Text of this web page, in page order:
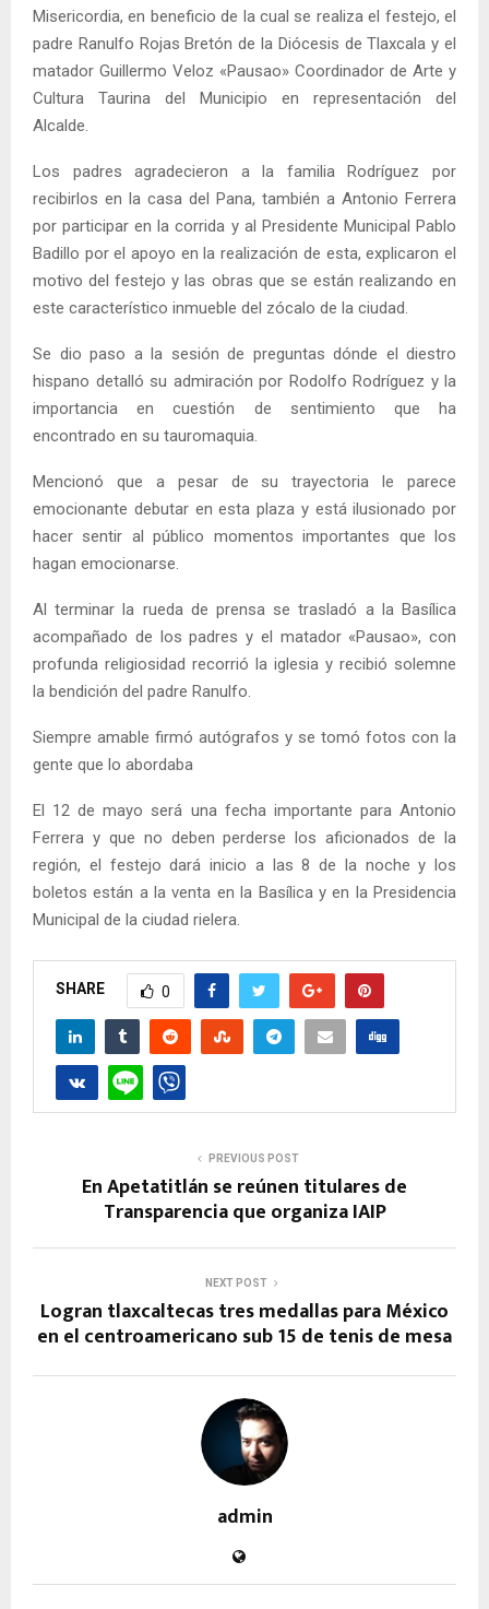
Misericordia, en beneficio de la cual se realiza el festejo, el
padre Ranulfo Rojas Bretón de la Diócesis de Tlaxcala y el
matador Guillermo Veloz «Pausao» Coordinador de Arte y
Cultura Taurina del Municipio en representación del
Alcalde.
Los padres agradecieron a la familia Rodríguez por
recibirlos en la casa del Pana, también a Antonio Ferrera
por participar en la corrida y al Presidente Municipal Pablo
Badillo por el apoyo en la realización de esta, explicaron el
motivo del festejo y las obras que se están realizando en
este característico inmueble del zócalo de la ciudad.
Se dio paso a la sesión de preguntas dónde el diestro
hispano detalló su admiración por Rodolfo Rodríguez y la
importancia en cuestión de sentimiento que ha
encontrado en su tauromaquia.
Mencionó que a pesar de su trayectoria le parece
emocionante debutar en esta plaza y está ilusionado por
hacer sentir al público momentos importantes que los
hagan emocionarse.
Al terminar la rueda de prensa se trasladó a la Basílica
acompañado de los padres y el matador «Pausao», con
profunda religiosidad recorrió la iglesia y recibió solemne
la bendición del padre Ranulfo.
Siempre amable firmó autógrafos y se tomó fotos con la
gente que lo abordaba
El 12 de mayo será una fecha importante para Antonio
Ferrera y que no deben perderse los aficionados de la
región, el festejo dará inicio a las 8 de la noche y los
boletos están a la venta en la Basílica y en la Presidencia
Municipal de la ciudad rielera.
SHARE 0
PREVIOUS POST
En Apetatitlán se reúnen titulares de
Transparencia que organiza IAIP
NEXT POST
Logran tlaxcaltecas tres medallas para México
en el centroamericano sub 15 de tenis de mesa
admin